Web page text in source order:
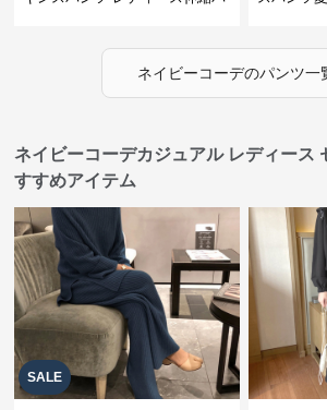
ネイビーコーデのパンツ一
ネイビーコーデカジュアル レディース
すすめアイテム
SALE